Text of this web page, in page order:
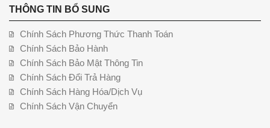
THÔNG TIN BỔ SUNG
Chính Sách Phương Thức Thanh Toán
Chính Sách Bảo Hành
Chính Sách Bảo Mật Thông Tin
Chính Sách Đổi Trả Hàng
Chính Sách Hàng Hóa/Dịch Vụ
Chính Sách Vận Chuyển